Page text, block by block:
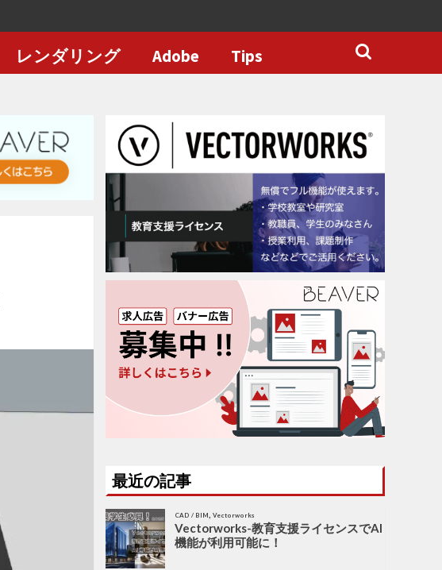
レンダリング Adobe Tips
最近の記事
CAD / BIM ,Vectorworks
Vectorworks-教育支援ライセンスでAI
機能が利用可能に！